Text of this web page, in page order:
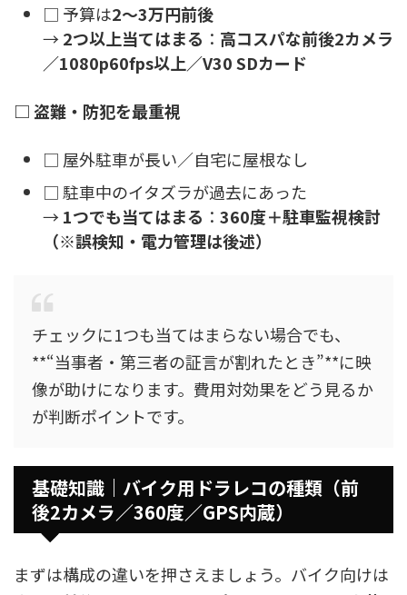
□ 予算は2〜3万円前後
→ 2つ以上当てはまる ： 高コスパな前後2カメラ
／1080p60fps以上／V30 SDカード
□ 盗難・防犯を最重視
□ 屋外駐車が長い／自宅に屋根なし
□ 駐車中のイタズラが過去にあった
→ 1つでも当てはまる ： 360度＋駐車監視検討
（※誤検知・電力管理は後述）
チェックに1つも当てはまらない場合でも、
**“当事者・第三者の証言が割れたとき”**に映
像が助けになります。費用対効果をどう見るか
が判断ポイントです。
基礎知識｜バイク用ドラレコの種類（前
後2カメラ／360度／GPS内蔵）
まずは構成の違いを押さえましょう。バイク向けは